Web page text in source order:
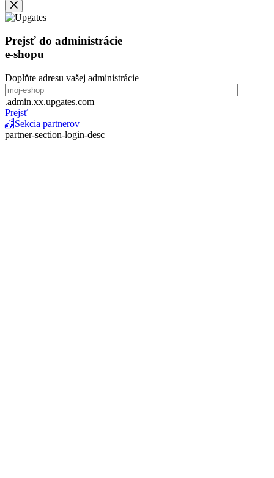
Prejsť do administrácie
e-shopu
Doplňte adresu vašej administrácie
.admin.xx.upgates.com
Prejsť
Sekcia partnerov
partner-section-login-desc